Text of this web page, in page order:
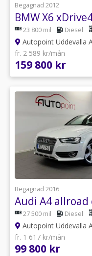
Begagnad 2012
23 800 mil Diesel
Autopoint Uddevalla
fr. 2 589 kr/mån
159 800 kr
Begagnad 2016
27 500 mil Diesel
Autopoint Uddevalla
fr. 1 617 kr/mån
99 800 kr